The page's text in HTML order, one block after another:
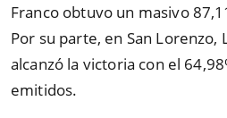
Franco obtuvo un masivo
Por su parte, en San Lorenzo,
alcanzó la victoria con el
emitidos.